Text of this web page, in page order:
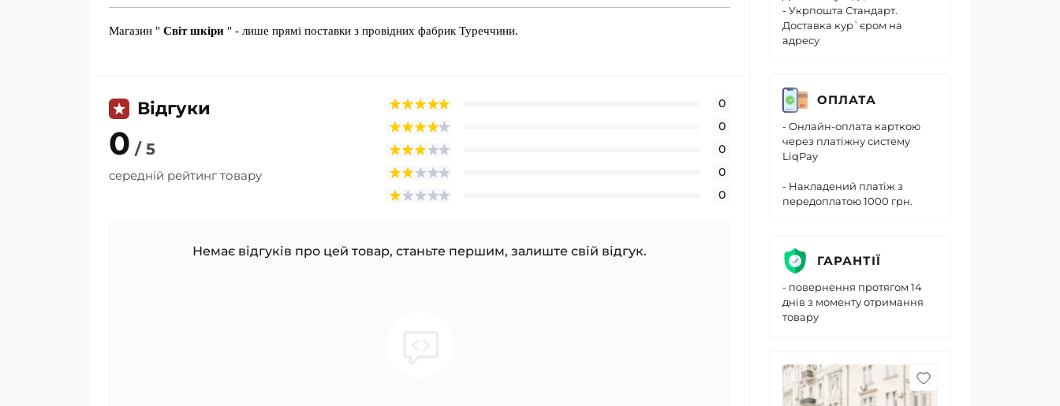
Магазин " Світ шкіри " - лише прямі поставки з провідних фабрик Туреччини.
Відгуки
0 / 5
середній рейтинг товару
0
0
0
0
0
Немає відгуків про цей товар, станьте першим, залиште свій відгук.
- Укрпошта Стандарт.
Доставка кур`єром на
адресу
ОПЛАТА
- Онлайн-оплата карткою
через платіжну систему
LiqPay
- Накладений платіж з
передоплатою 1000 грн.
ГАРАНТІЇ
- повернення протягом 14
днів з моменту отримання
товару